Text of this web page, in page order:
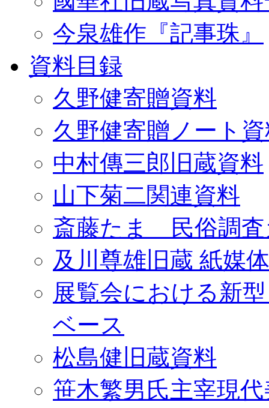
今泉雄作『記事珠』
資料目録
久野健寄贈資料
久野健寄贈ノート
中村傳三郎旧蔵資料
山下菊二関連資料
斎藤たま 民俗調査
及川尊雄旧蔵 紙媒
展覧会における新
ベース
松島健旧蔵資料
笹木繁男氏主宰現